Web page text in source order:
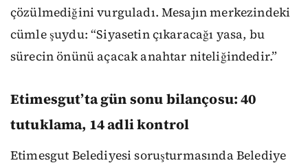
çözülmediğini vurguladı. Mesajın merkezindeki
cümle şuydu: “Siyasetin çıkaracağı yasa, bu
sürecin önünü açacak anahtar niteliğindedir.”
Etimesgut’ta gün sonu bilançosu: 40
tutuklama, 14 adli kontrol
Etimesgut Belediyesi soruşturmasında Belediye